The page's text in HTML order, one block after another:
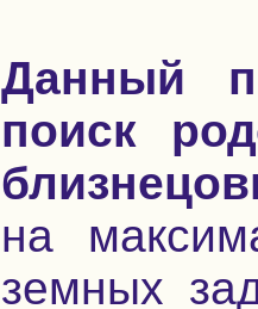
Данный
поиск
на
земных